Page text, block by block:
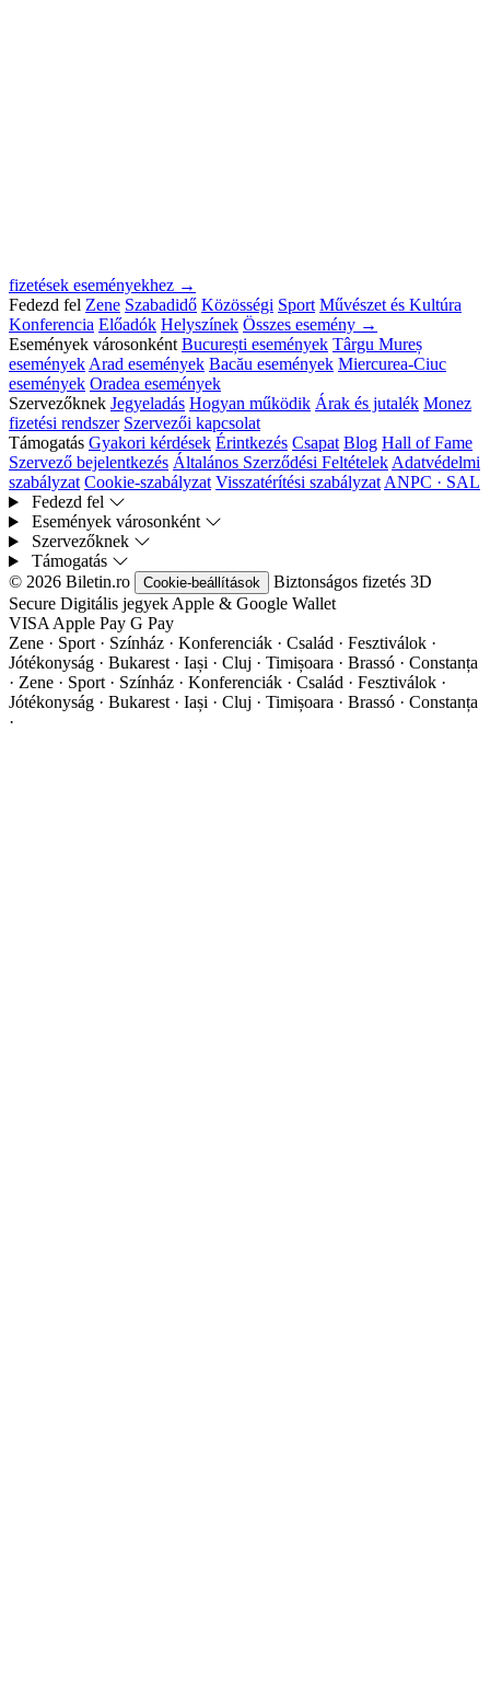
fizetések eseményekhez →
Fedezd fel Zene Szabadidő Közösségi Sport Művészet és Kultúra
Konferencia Előadók Helyszínek Összes esemény →
Események városonként București események Târgu Mureș
események Arad események Bacău események Miercurea-Ciuc
események Oradea események
Szervezőknek Jegyeladás Hogyan működik Árak és jutalék Monez
fizetési rendszer Szervezői kapcsolat
Támogatás Gyakori kérdések Érintkezés Csapat Blog Hall of Fame
Szervező bejelentkezés Általános Szerződési Feltételek Adatvédelmi
szabályzat Cookie-szabályzat Visszatérítési szabályzat ANPC · SAL
Fedezd fel
Események városonként
Szervezőknek
Támogatás
© 2026 Biletin.ro
Cookie-beállítások Biztonságos fizetés 3D
Secure Digitális jegyek Apple & Google Wallet
VISA Apple Pay G Pay
Zene · Sport · Színház · Konferenciák · Család · Fesztiválok ·
Jótékonyság · Bukarest · Iași · Cluj · Timișoara · Brassó · Constanța
· Zene · Sport · Színház · Konferenciák · Család · Fesztiválok ·
Jótékonyság · Bukarest · Iași · Cluj · Timișoara · Brassó · Constanța
·